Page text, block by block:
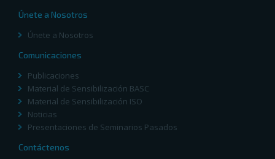
Únete a Nosotros
Únete a Nosotros
Comunicaciones
Publicaciones
Material de Sensibilización BASC
Material de Sensibilización ISO
Noticias
Presentaciones de Seminarios Pasados
Contáctenos